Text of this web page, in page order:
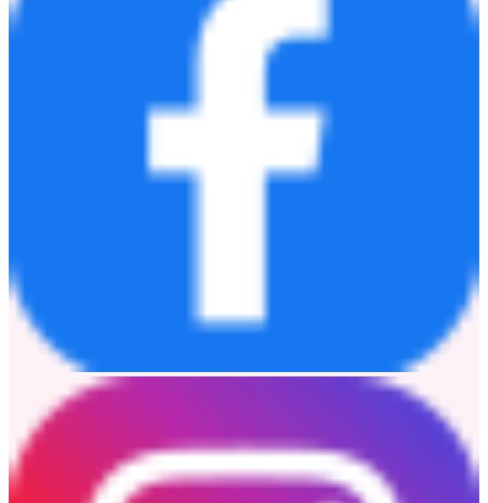
[3] Based on data between January 2025 and December 2025.